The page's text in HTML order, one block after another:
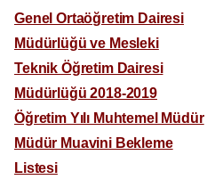
Genel Ortaöğretim Dairesi
Müdürlüğü ve Mesleki
Teknik Öğretim Dairesi
Müdürlüğü 2018-2019
Öğretim Yılı Muhtemel Müdür
Müdür Muavini Bekleme
Listesi